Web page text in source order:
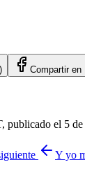
Compartir en
el 5
Y yo